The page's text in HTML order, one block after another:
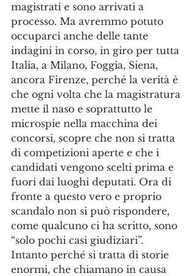
magistrati e sono arrivati a
processo. Ma avremmo potuto
occuparci anche delle tante
indagini in corso, in giro per tutta
Italia, a Milano, Foggia, Siena,
ancora Firenze, perché la verità è
che ogni volta che la magistratura
mette il naso e soprattutto le
microspie nella macchina dei
concorsi, scopre che non si tratta
di competizioni aperte e che i
candidati vengono scelti prima e
fuori dai luoghi deputati. Ora di
fronte a questo vero e proprio
scandalo non si può rispondere,
come qualcuno ci ha scritto, sono
“solo pochi casi giudiziari”.
Intanto perché si tratta di storie
enormi, che chiamano in causa